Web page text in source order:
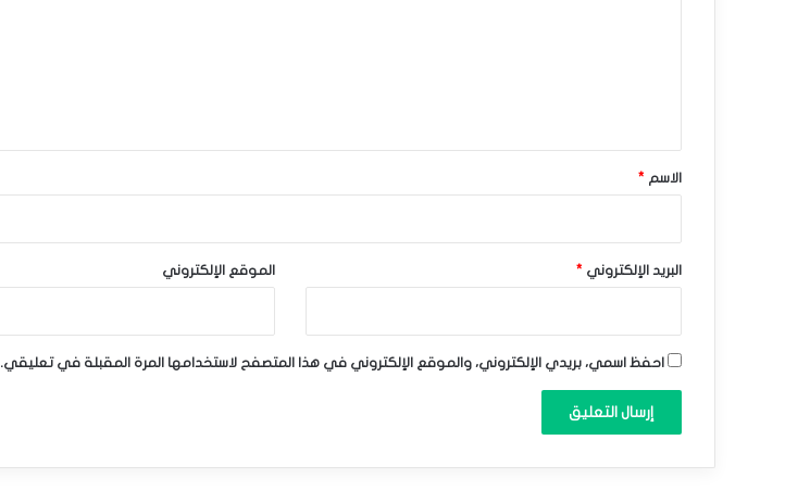
ل
ا
ل
ت
ق
ا
ط
ا
ل
*الاسم *
البريد الإلكتروني * الموقع الإلكتروني
احفظ اسمي، بريدي الإلكتروني، والموقع الإلكتروني في هذا المتصفح لاستخدامها المرة المقبلة في تعليقي.